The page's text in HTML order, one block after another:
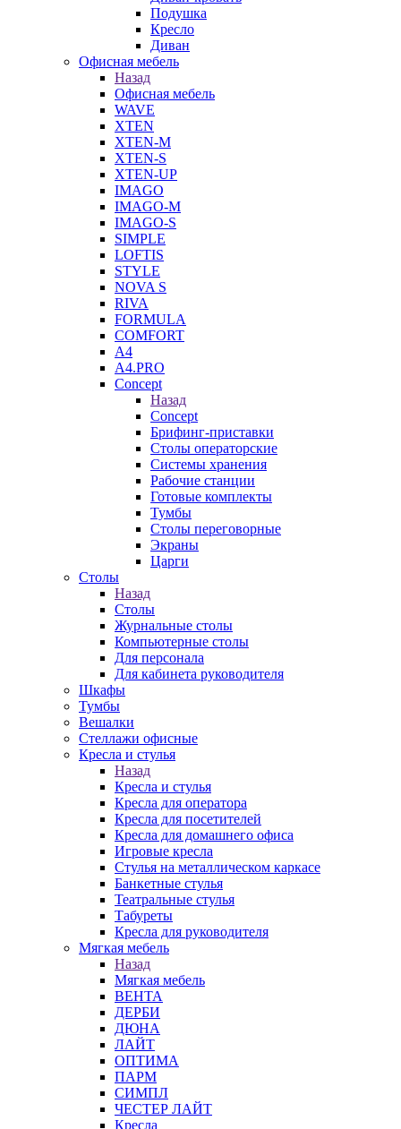
Подушка
Кресло
Диван
Офисная мебель
Назад
Офисная мебель
WAVE
XTEN
XTEN-M
XTEN-S
XTEN-UP
IMAGO
IMAGO-M
IMAGO-S
SIMPLE
LOFTIS
STYLE
NOVA S
RIVA
FORMULA
COMFORT
A4
A4.PRO
Concept
Назад
Concept
Брифинг-приставки
Столы операторские
Системы хранения
Рабочие станции
Готовые комплекты
Тумбы
Столы переговорные
Экраны
Царги
Столы
Назад
Столы
Журнальные столы
Компьютерные столы
Для персонала
Для кабинета руководителя
Шкафы
Тумбы
Вешалки
Стеллажи офисные
Кресла и стулья
Назад
Кресла и стулья
Кресла для оператора
Кресла для посетителей
Кресла для домашнего офиса
Игровые кресла
Стулья на металлическом каркасе
Банкетные стулья
Театральные стулья
Табуреты
Кресла для руководителя
Мягкая мебель
Назад
Мягкая мебель
ВЕНТА
ДЕРБИ
ДЮНА
ЛАЙТ
ОПТИМА
ПАРМ
СИМПЛ
ЧЕСТЕР ЛАЙТ
Кресла